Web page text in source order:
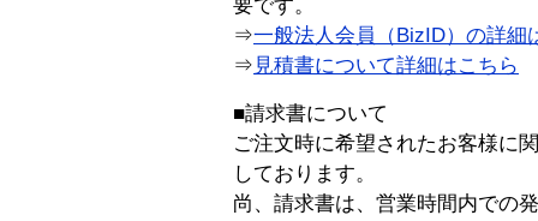
要です。
⇒一般法人会員（BizID）の詳細
⇒ 見積書について詳細はこちら
■請求書について
ご注文時に希望されたお客様に
しております。
尚、請求書は、営業時間内での